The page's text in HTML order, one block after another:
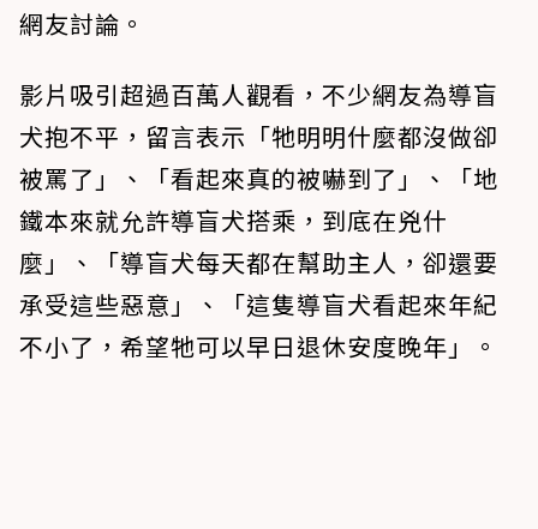
網友討論。
影片吸引超過百萬人觀看，不少網友為導盲
犬抱不平，留言表示「牠明明什麼都沒做卻
被罵了」、「看起來真的被嚇到了」、「地
鐵本來就允許導盲犬搭乘，到底在兇什
麼」、「導盲犬每天都在幫助主人，卻還要
承受這些惡意」、「這隻導盲犬看起來年紀
不小了，希望牠可以早日退休安度晚年」。